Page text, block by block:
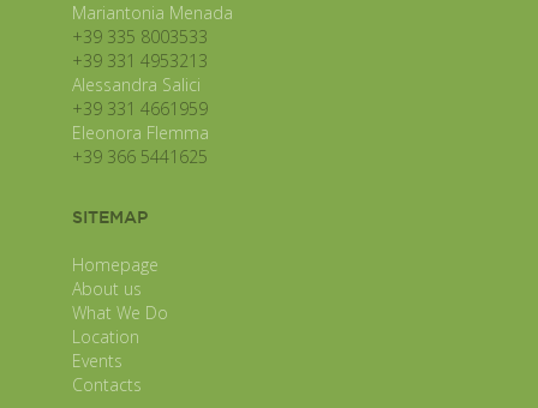
Mariantonia Menada
+39 335 8003533
+39 331 4953213
Alessandra Salici
+39 331 4661959
Eleonora Flemma
+39 366 5441625
SITEMAP
Homepage
About us
What We Do
Location
Events
Contacts